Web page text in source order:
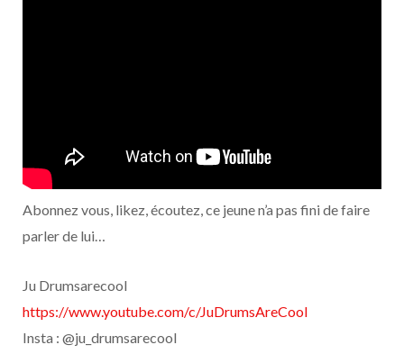
Abonnez vous, likez, écoutez, ce jeune n’a pas fini de faire
parler de lui…
Ju Drumsarecool
https://www.youtube.com/c/JuDrumsAreCool
Insta : @ju_drumsarecool